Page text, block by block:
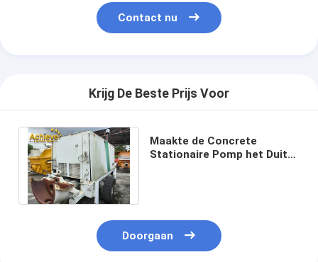
Contact nu
Krijg De Beste Prijs Voor
Maakte de Concrete
Stationaire Pomp het Duits
Doorgaan